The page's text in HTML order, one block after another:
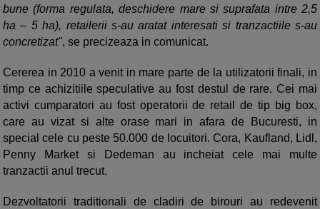
bune (forma regulata, deschidere mare si suprafata intre 2,5
ha – 5 ha), retailerii s-au aratat interesati si tranzactiile s-au
concretizat", se precizeaza in comunicat.
Cererea in 2010 a venit in mare parte de la utilizatorii finali, in
timp ce achizitiile speculative au fost destul de rare. Cei mai
activi cumparatori au fost operatorii de retail de tip big box,
care au vizat si alte orase mari in afara de Bucuresti, in
special cele cu peste 50.000 de locuitori. Cora, Kaufland, Lidl,
Penny Market si Dedeman au incheiat cele mai multe
tranzactii anul trecut.
Dezvoltatorii traditionali de cladiri de birouri au redevenit